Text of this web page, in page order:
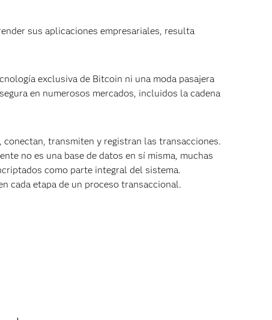
sus aplicaciones empresariales, resulta
exclusiva de Bitcoin ni una moda pasajera
en numerosos mercados, incluidos la cadena
transmiten y registran las transacciones.
no es una base de datos en sí misma, muchas
como parte integral del sistema.
cada etapa de un proceso transaccional.